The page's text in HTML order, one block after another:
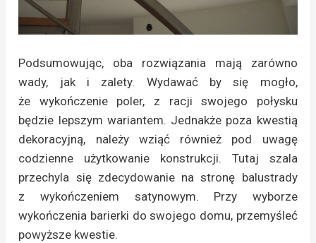
Podsumowując, oba rozwiązania mają zarówno
wady, jak i zalety. Wydawać by się mogło,
że wykończenie poler, z racji swojego połysku
będzie lepszym wariantem. Jednakże poza kwestią
dekoracyjną, należy wziąć również pod uwagę
codzienne użytkowanie konstrukcji. Tutaj szala
przechyla się zdecydowanie na stronę balustrady
z wykończeniem satynowym. Przy wyborze
wykończenia barierki do swojego domu, przemyśleć
powyższe kwestie.